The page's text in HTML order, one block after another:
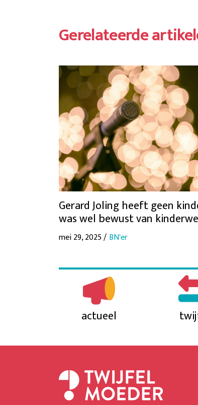
Gerelateerde
Gerard Joling heeft geen
was wel bewust van
mei 29, 2025 / BN'er
actueel